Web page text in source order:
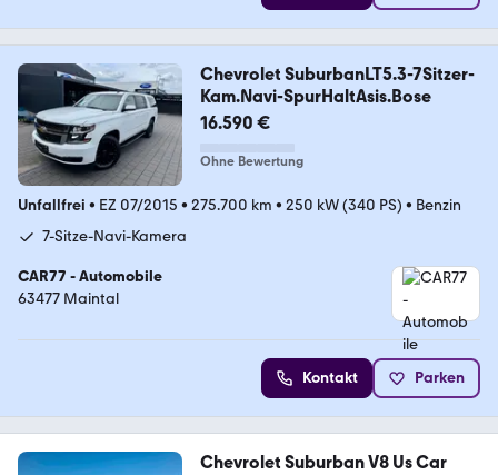
Chevrolet SuburbanLT5.3-7Sitzer-
Kam.Navi-SpurHaltAsis.Bose
16.590 €
Ohne Bewertung
Unfallfrei • EZ 07/2015 • 275.700 km • 250 kW (340 PS) • Benzin
7-Sitze-Navi-Kamera
CAR77 - Automobile
63477 Maintal
Kontakt Parken
Chevrolet Suburban V8 Us Car